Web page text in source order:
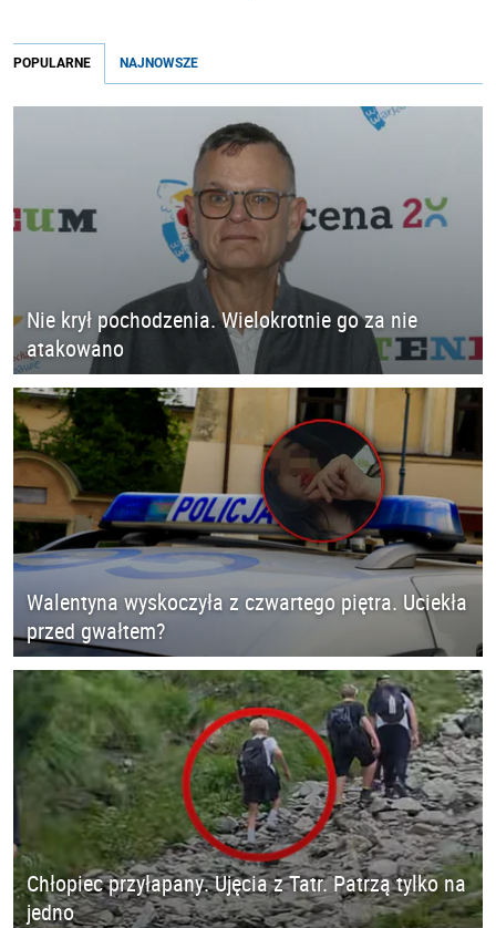
POPULARNE NAJNOWSZE
Nie krył pochodzenia. Wielokrotnie go za nie
atakowano
Walentyna wyskoczyła z czwartego piętra. Uciekła
przed gwałtem?
Chłopiec przyłapany. Ujęcia z Tatr. Patrzą tylko na
jedno